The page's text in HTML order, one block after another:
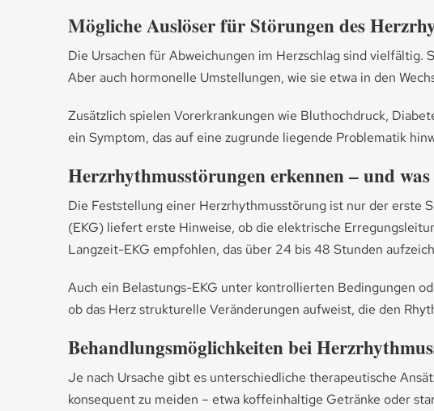
Mögliche Auslöser für Störungen des
Die Ursachen für Abweichungen im Herzschlag sind vielfältig.
Aber auch hormonelle Umstellungen, wie sie etwa in den
Zusätzlich spielen Vorerkrankungen wie Bluthochdruck,
ein Symptom, das auf eine zugrunde liegende Problematik
Herzrhythmusstörungen erkennen – und
Die Feststellung einer Herzrhythmusstörung ist nur der erste
(EKG) liefert erste Hinweise, ob die elektrische
Langzeit-EKG empfohlen, das über 24 bis 48 Stunden
Auch ein Belastungs-EKG unter kontrollierten Bedingungen
ob das Herz strukturelle Veränderungen aufweist, die den
Behandlungsmöglichkeiten bei
Je nach Ursache gibt es unterschiedliche therapeutische
konsequent zu meiden – etwa koffeinhaltige Getränke oder